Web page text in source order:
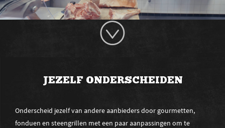
JEZELF ONDERSCHEIDEN
Onderscheid jezelf van andere aanbieders door gourmetten,
fonduen en steengrillen met een paar aanpassingen om te